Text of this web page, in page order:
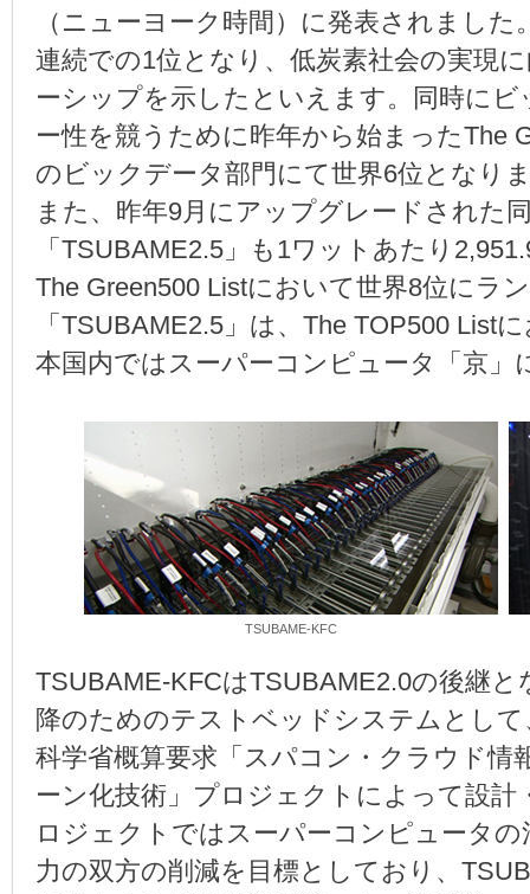
（ニューヨーク時間）に発表されまし
連続での1位となり、低炭素社会の実現
ーシップを示したといえます。同時に
ー性を競うために昨年から始まったThe
のビックデータ部門にて世界6位となり
また、昨年9月にアップグレードされた
「TSUBAME2.5」も1ワットあたり
The Green500 Listにおいて世界8位にラ
「TSUBAME2.5」は、The TOP500 List
本国内ではスーパーコンピュータ「京」
TSUBAME-KFC
TSUBAME-KFCはTSUBAME2.0の後継
降のためのテストベッドシステムとし
科学省概算要求「スパコン・クラウド情
ーン化技術」プロジェクトによって設
ロジェクトではスーパーコンピュータ
力の双方の削減を目標としており、